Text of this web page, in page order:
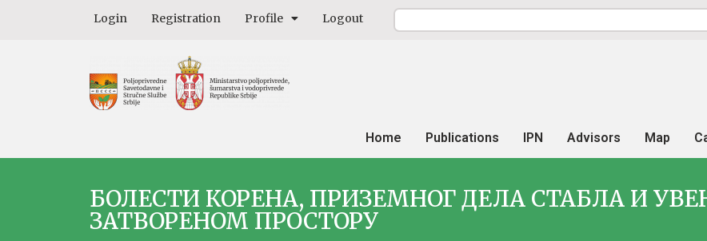
Login Registration Profile Logout
Home Publications IPN Advisors Map
БОЛЕСТИ КОРЕНА, ПРИЗЕМНОГ ДЕЛА СТАБЛА И
ЗАТВОРЕНОМ ПРОСТОРУ